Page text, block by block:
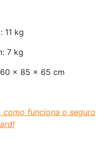
11 kg
7 kg
x 85 x 65 cm
como funciona o seguro